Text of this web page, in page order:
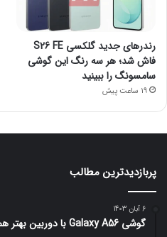
رندرهای جدید گلکسی S26 FE
فاش شد؛ هر سه رنگ این گوشی
سامسونگ را ببینید
19 ساعت پیش
پربازدیدترین مطالب
6 آبان 1403
گوشی Galaxy A56 با دوربین بهتر همراه است